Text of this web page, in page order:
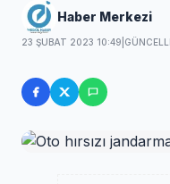
Haber Merkezi
23 ŞUBAT 2023 10:49